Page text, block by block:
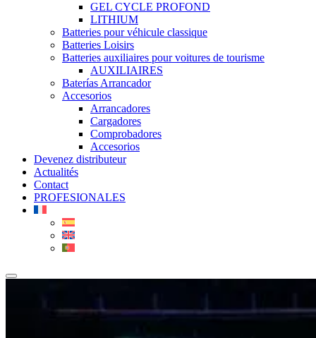
GEL CYCLE PROFOND
LITHIUM
Batteries pour véhicule classique
Batteries Loisirs
Batteries auxiliaires pour voitures de tourisme
AUXILIAIRES
Baterías Arrancador
Accesorios
Arrancadores
Cargadores
Comprobadores
Accesorios
Devenez distributeur
Actualités
Contact
PROFESIONALES